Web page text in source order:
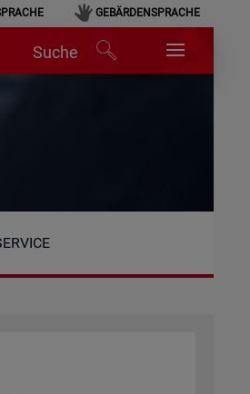
GEBÄRDENSPRACHE
Suche